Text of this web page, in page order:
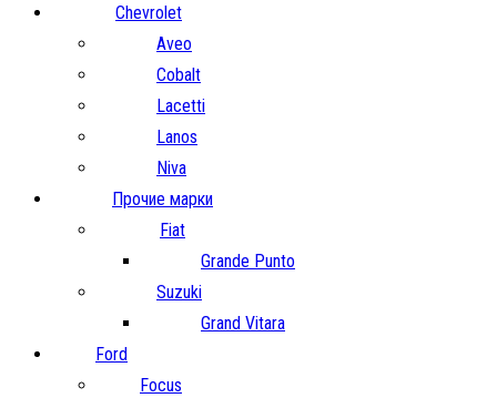
Chevrolet
Aveo
Cobalt
Lacetti
Lanos
Niva
Прочие марки
Fiat
Grande Punto
Suzuki
Grand Vitara
Ford
Focus